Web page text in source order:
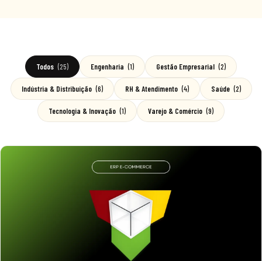
Todos (25) Engenharia (1) Gestão Empresarial (2)
Indústria & Distribuição (6) RH & Atendimento (4) Saúde (2)
Tecnologia & Inovação (1) Varejo & Comércio (9)